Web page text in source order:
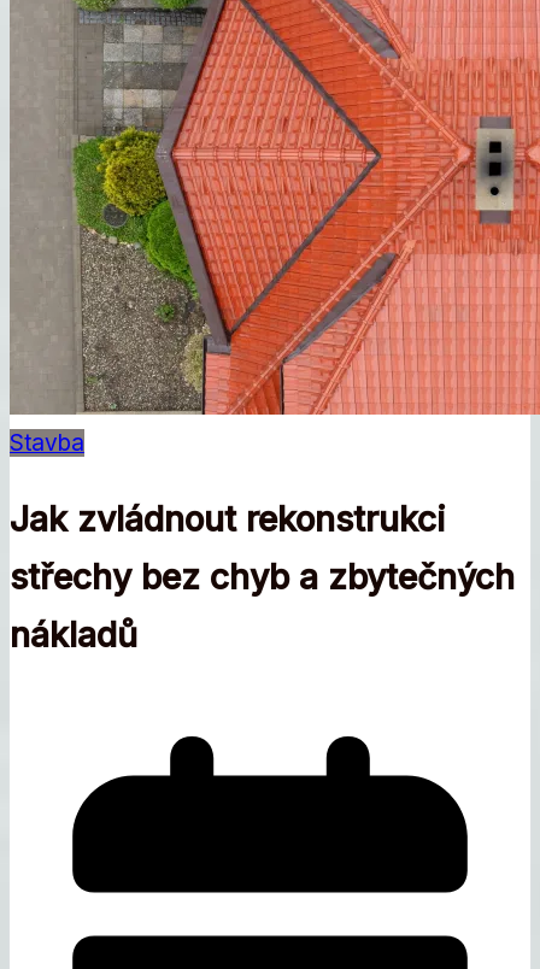
Stavba
Jak zvládnout rekonstrukci
střechy bez chyb a zbytečných
nákladů